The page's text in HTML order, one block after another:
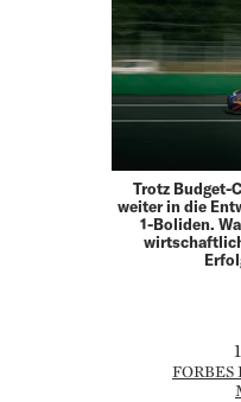
Trotz Budget-
weiter in die
1-Boliden.